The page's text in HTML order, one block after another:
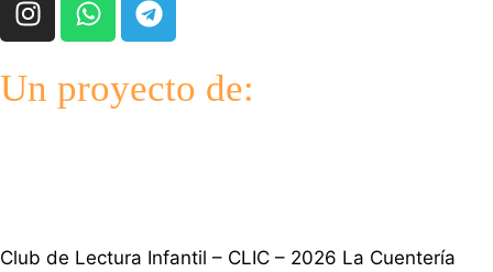
Un proyecto de:
Club de Lectura Infantil – CLIC – 2026 La Cuentería